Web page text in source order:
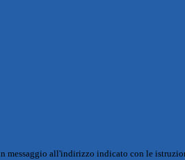
messaggio all'indirizzo indicato con le